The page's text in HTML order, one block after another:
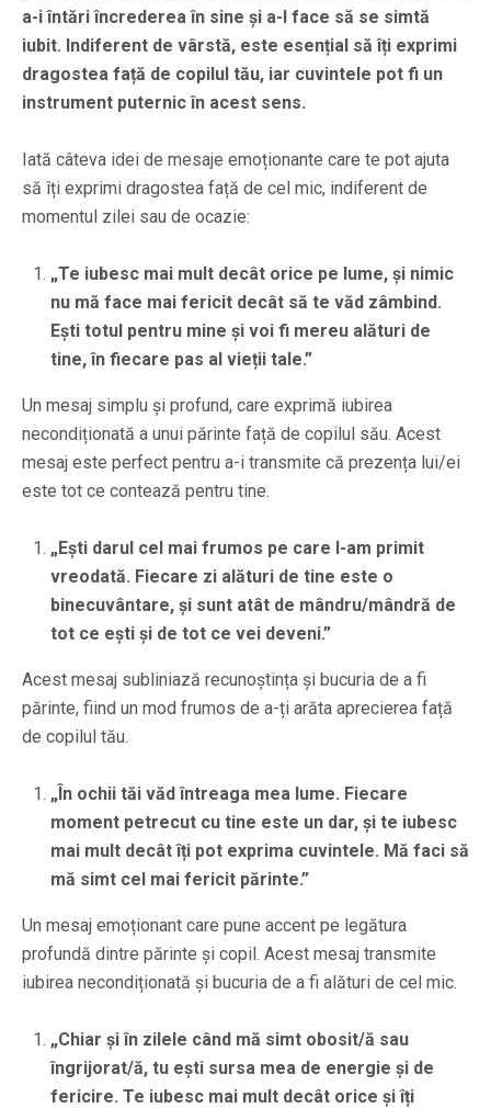
a-i întări încrederea în sine și a-l face să se simtă
iubit. Indiferent de vârstă, este esențial să îți exprimi
dragostea față de copilul tău, iar cuvintele pot fi un
instrument puternic în acest sens.
Iată câteva idei de mesaje emoționante care te pot ajuta
să îți exprimi dragostea față de cel mic, indiferent de
momentul zilei sau de ocazie:
„Te iubesc mai mult decât orice pe lume, și nimic
nu mă face mai fericit decât să te văd zâmbind.
Ești totul pentru mine și voi fi mereu alături de
tine, în fiecare pas al vieții tale.”
Un mesaj simplu și profund, care exprimă iubirea
necondiționată a unui părinte față de copilul său. Acest
mesaj este perfect pentru a-i transmite că prezența lui/ei
este tot ce contează pentru tine.
„Ești darul cel mai frumos pe care l-am primit
vreodată. Fiecare zi alături de tine este o
binecuvântare, și sunt atât de mândru/mândră de
tot ce ești și de tot ce vei deveni.”
Acest mesaj subliniază recunoștința și bucuria de a fi
părinte, fiind un mod frumos de a-ți arăta aprecierea față
de copilul tău.
„În ochii tăi văd întreaga mea lume. Fiecare
moment petrecut cu tine este un dar, și te iubesc
mai mult decât îți pot exprima cuvintele. Mă faci să
mă simt cel mai fericit părinte.”
Un mesaj emoționant care pune accent pe legătura
profundă dintre părinte și copil. Acest mesaj transmite
iubirea necondiționată și bucuria de a fi alături de cel mic.
„Chiar și în zilele când mă simt obosit/ă sau
îngrijorat/ă, tu ești sursa mea de energie și de
fericire. Te iubesc mai mult decât orice și îți